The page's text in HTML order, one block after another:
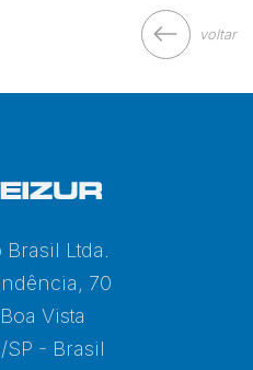
voltar
Ltda.
70
Vista
SP - Brasil